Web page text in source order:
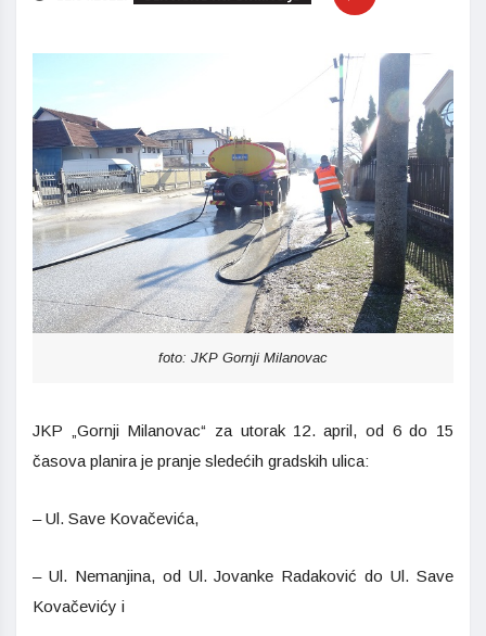
foto: JKP Gornji Milanovac
JKP „Gornji Milanovac“ za utorak 12. april, od 6 do 15
časova planira je pranje sledećih gradskih ulica:
– Ul. Save Kovačevića,
– Ul. Nemanjina, od Ul. Jovanke Radaković do Ul. Save
Kovačevićy i